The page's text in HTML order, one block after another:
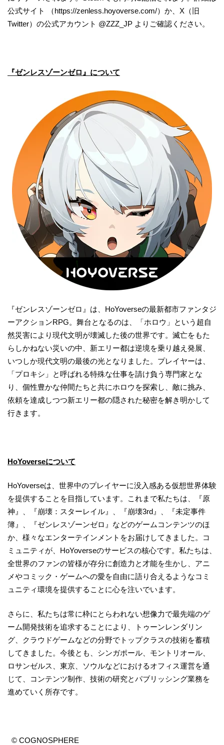
公式サイト （https://zenless.hoyoverse.com/）か、X（旧
Twitter）の公式アカウント @ZZZ_JP よりご確認ください。
『ゼンレスゾーンゼロ』について
『ゼンレスゾーンゼロ』は、HoYoverseの最新都市ファンタジ
ーアクションRPG。舞台となるのは、「ホロウ」という超自
然災害により現代文明が壊滅した後の世界です。滅亡をもた
らしかねない災いの中、新エリー都は逆境を乗り越え発展、
いつしか現代文明の最後の光となりました。プレイヤーは、
「プロキシ」と呼ばれる特殊な仕事を請け負う専門家とな
り、個性豊かな仲間たちと共にホロウを探索し、敵に挑み、
依頼を達成しつつ新エリー都の隠された秘密を解き明かして
行きます。
HoYoverseについて
HoYoverseは、世界中のプレイヤーに没入感ある仮想世界体験
を提供することを目指しています。これまで私たちは、『原
神』、『崩壊：スターレイル』、『崩壊3rd』、『未定事件
簿』、『ゼンレスゾーンゼロ』などのゲームコンテンツのほ
か、様々なエンターテインメントをお届けしてきました。コ
ミュニティが、HoYoverseのサービスの核心です。私たちは、
全世界のファンの皆様が存分に創造力と才能を生かし、アニ
メやコミック・ゲームへの愛を自由に語り合えるようなコミ
ュニティ環境を提供することに心を注いでいます。
さらに、私たちは常に枠にとらわれない想像力で最先端のゲ
ーム開発技術を追求することにより、トゥーンレンダリン
グ、クラウドゲームなどの分野でトップクラスの技術を蓄積
してきました。今後とも、シンガポール、モントリオール、
ロサンゼルス、東京、ソウルなどにおけるオフィス運営を通
じて、コンテンツ制作、技術の研究とパブリッシング業務を
進めていく所存です。
© COGNOSPHERE